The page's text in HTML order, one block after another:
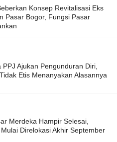
Konsep Revitalisasi Eks
Pasar Bogor, Fungsi Pasar
Ajukan Pengunduran Diri,
Etis Menanyakan Alasannya
Merdeka Hampir Selesai,
Direlokasi Akhir September